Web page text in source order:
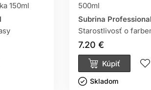
150ml
500ml
Subrina Professional
Starostlivosť o
7.20 €
Kúpiť
Skladom ㅤ